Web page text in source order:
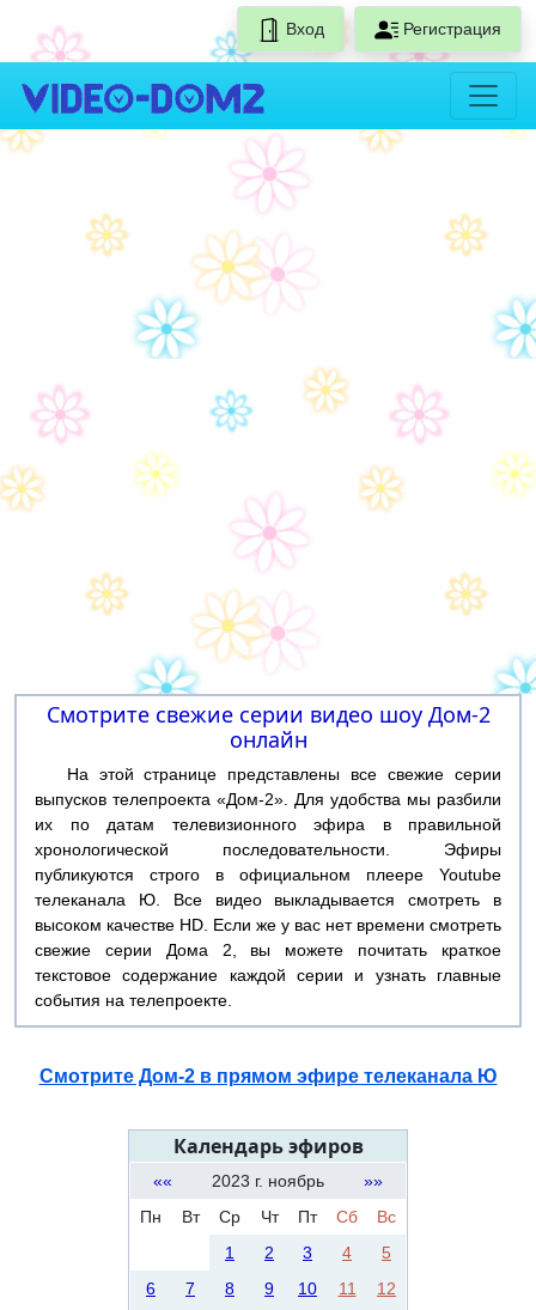
Вход Регистрация
Смотрите свежие серии видео шоу Дом-2
онлайн
На этой странице представлены все свежие серии
выпусков телепроекта «Дом-2». Для удобства мы разбили
их по датам телевизионного эфира в правильной
хронологической последовательности. Эфиры
публикуются строго в официальном плеере Youtube
телеканала Ю. Все видео выкладывается смотреть в
высоком качестве HD. Если же у вас нет времени смотреть
свежие серии Дома 2, вы можете почитать краткое
текстовое содержание каждой серии и узнать главные
события на телепроекте.
Смотрите Дом-2 в прямом эфире телеканала Ю
Календарь эфиров
«« 2023 г. ноябрь
»»
Пн
Вт Ср Чт Пт Сб
Вс
1
2 3 4
5
6
7 8 9 10 11
12